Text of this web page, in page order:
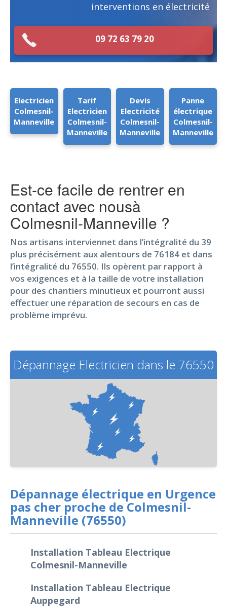
interventions en électricité
09 72 63 79 20
Electricien
Colmesnil-
Manneville
Tarif
Electricien
Colmesnil-
Manneville
Devis
Electricité
Colmesnil-
Manneville
Panne
électrique
Colmesnil-
Manneville
Est-ce facile de rentrer en
contact avec nousà
Colmesnil-Manneville ?
Nos artisans interviennet dans l’intégralité du 39
plus précisément aux alentours de 76184 et dans
l’intégralité du 76550. Ils opèrent par rapport à
vos exigences et à la taille de votre installation
pour des chantiers minutieux et pourront aussi
effectuer une réparation de secours en cas de
problème imprévu.
Dépannage Electricien dans le 76550
Dépannage électrique en Urgence
pas cher proche de Colmesnil-
Manneville (76550)
Installation Tableau Electrique
Colmesnil-Manneville
Installation Tableau Electrique
Auppegard